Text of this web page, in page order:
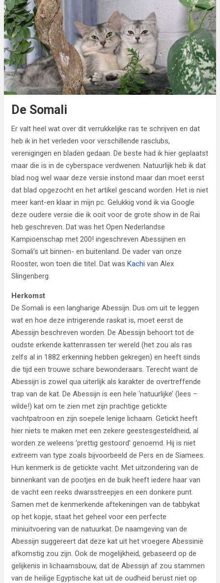
De Somali
Er valt heel wat over dit verrukkelijke ras te schrijven en dat
heb ik in het verleden voor verschillende rasclubs,
verenigingen en bladen gedaan. De beste had ik hier geplaatst
maar die is in de cyberspace verdwenen. Natuurlijk heb ik dat
blad nog wel waar deze versie instond maar dan moet eerst
dat blad opgezocht en het artikel gescand worden. Het is niet
meer kant-en klaar in mijn pc. Gelukkig vond ik via Google
deze oudere versie die ik ooit voor de grote show in de Rai
heb geschreven. Dat was het Open Nederlandse
Kampioenschap met 200! ingeschreven Abessijnen en
Somali’s uit binnen- en buitenland. De vader van onze
Rooster, won toen die titel. Dat was Kachi van Alex
Slingenberg.
Herkomst
De Somali is een langharige Abessijn. Dus om uit te leggen
wat en hoe deze intrigerende raskat is, moet eerst de
Abessijn beschreven worden. De Abessijn behoort tot de
oudste erkende kattenrassen ter wereld (het zou als ras
zelfs al in 1882 erkenning hebben gekregen) en heeft sinds
die tijd een trouwe schare bewonderaars. Terecht want de
Abessijn is zowel qua uiterlijk als karakter de overtreffende
trap van de kat. De Abessijn is een hele ‘natuurlijke’ (lees –
wilde!) kat om te zien met zijn prachtige getickte
vachtpatroon en zijn soepele lenige lichaam. Getickt heeft
hier niets te maken met een zekere geestesgesteldheid, al
worden ze weleens ‘prettig gestoord’ genoemd. Hij is niet
extreem van type zoals bijvoorbeeld de Pers en de Siamees.
Hun kenmerk is de getickte vacht. Met uitzondering van de
binnenkant van de pootjes en de buik heeft iedere haar van
de vacht een reeks dwarsstreepjes en een donkere punt.
Samen met de kenmerkende aftekeningen van de tabbykat
op het kopje, staat het geheel voor een perfecte
miniuitvoering van de natuurkat. De naamgeving van de
Abessijn suggereert dat deze kat uit het vroegere Abessinië
afkomstig zou zijn. Ook de mogelijkheid, gebaseerd op de
gelijkenis in lichaamsbouw, dat de Abessijn af zou stammen
van de heilige Egyptische kat uit de oudheid berust niet op